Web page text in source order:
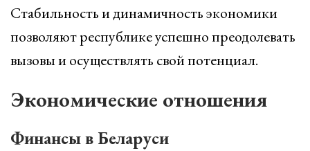
Стабильность и динамичность экономики
позволяют республике успешно преодолевать
вызовы и осуществлять свой потенциал.
Экономические отношения
Финансы в Беларуси